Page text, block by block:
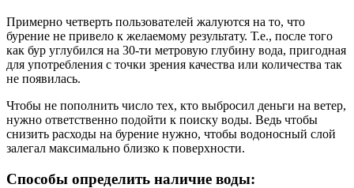
Примерно четверть пользователей жалуются на то, что
бурение не привело к желаемому результату. Т.е., после того
как бур углубился на 30-ти метровую глубину вода, пригодная
для употребления с точки зрения качества или количества так
не появилась.
Чтобы не пополнить число тех, кто выбросил деньги на ветер,
нужно ответственно подойти к поиску воды. Ведь чтобы
снизить расходы на бурение нужно, чтобы водоносный слой
залегал максимально близко к поверхности.
Способы определить наличие воды: